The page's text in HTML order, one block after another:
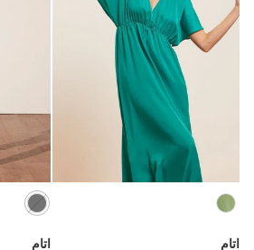
اتام اتام